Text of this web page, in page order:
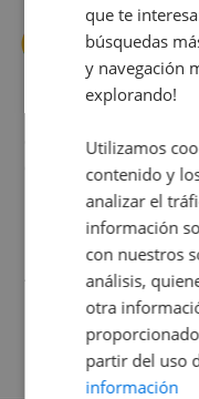
Cuando decidí
diferentes
me dio más
buenas (y
Realmente la
buena, Carolina
y profesional.
queda el coche,
recomendar el
hasta el último
Judit Sorribes
que te
búsquedas
y navegación
explorando!
Utilizamos
contenido y
analizar el
información
con nuestros
análisis,
otra
partir del uso
información